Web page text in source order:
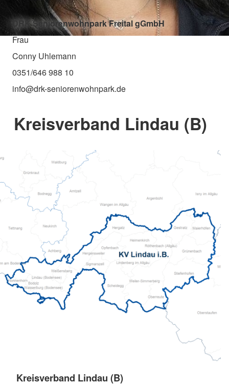
DRK Seniorenwohnpark Freital gGmbH
Frau
Conny Uhlemann
0351/646 988 10
info@drk-seniorenwohnpark.de
Kreisverband Lindau (B)
Kreisverband Lindau (B)